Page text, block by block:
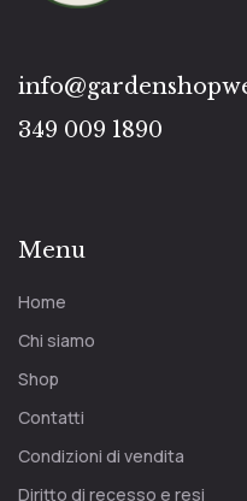
349 009 1890
Menu
Home
Chi siamo
Shop
Contatti
Condizioni di vendita
Diritto di recesso e resi